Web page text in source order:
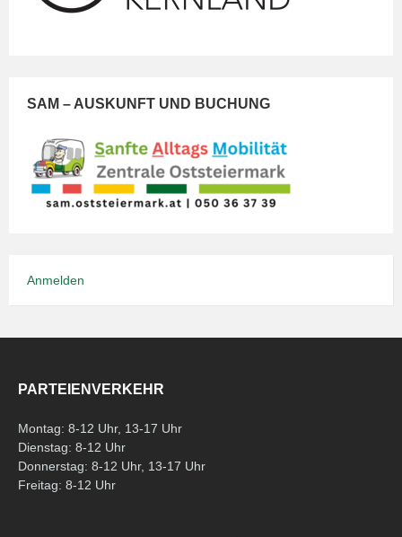
SAM – AUSKUNFT UND BUCHUNG
Anmelden
PARTEIENVERKEHR
Montag: 8-12 Uhr, 13-17 Uhr
Dienstag: 8-12 Uhr
Donnerstag: 8-12 Uhr, 13-17 Uhr
Freitag: 8-12 Uhr